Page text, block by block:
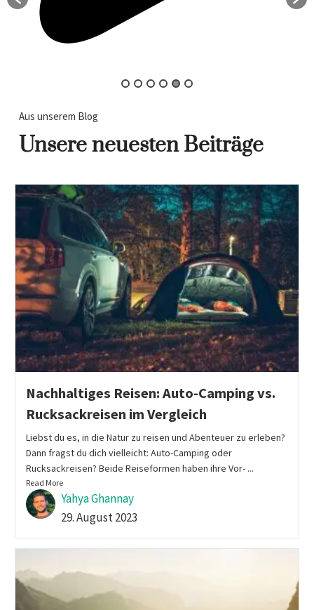
Aus unserem Blog
Unsere neuesten Beiträge
Nachhaltiges Reisen: Auto-Camping vs.
Rucksackreisen im Vergleich
Liebst du es, in die Natur zu reisen und Abenteuer zu erleben?
Dann fragst du dich vielleicht: Auto-Camping oder
Rucksackreisen? Beide Reiseformen haben ihre Vor- ...
Read More
Yahya Ghannay
29. August 2023